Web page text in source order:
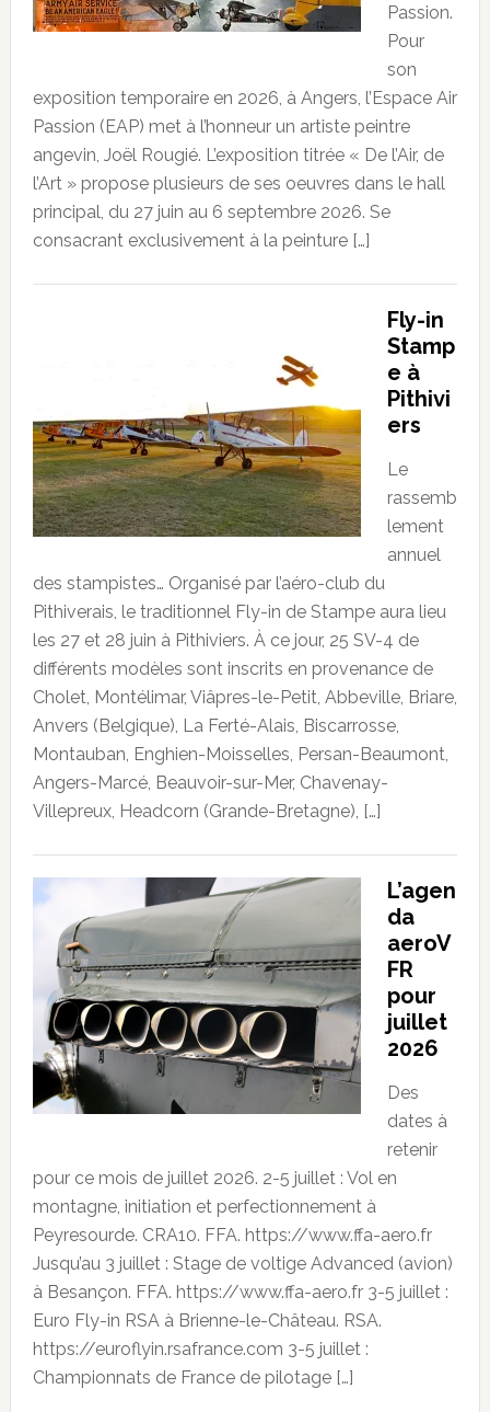
Passion.
Pour
son
exposition temporaire en 2026, à Angers, l’Espace Air
Passion (EAP) met à l’honneur un artiste peintre
angevin, Joël Rougié. L’exposition titrée « De l’Air, de
l’Art » propose plusieurs de ses oeuvres dans le hall
principal, du 27 juin au 6 septembre 2026. Se
consacrant exclusivement à la peinture […]
Fly-in
Stamp
e à
Pithivi
ers
Le
rassemb
lement
annuel
des stampistes… Organisé par l’aéro-club du
Pithiverais, le traditionnel Fly-in de Stampe aura lieu
les 27 et 28 juin à Pithiviers. À ce jour, 25 SV-4 de
différents modèles sont inscrits en provenance de
Cholet, Montélimar, Viâpres-le-Petit, Abbeville, Briare,
Anvers (Belgique), La Ferté-Alais, Biscarrosse,
Montauban, Enghien-Moisselles, Persan-Beaumont,
Angers-Marcé, Beauvoir-sur-Mer, Chavenay-
Villepreux, Headcorn (Grande-Bretagne), […]
L’agen
da
aeroV
FR
pour
juillet
2026
Des
dates à
retenir
pour ce mois de juillet 2026. 2-5 juillet : Vol en
montagne, initiation et perfectionnement à
Peyresourde. CRA10. FFA. https://www.ffa-aero.fr
Jusqu’au 3 juillet : Stage de voltige Advanced (avion)
à Besançon. FFA. https://www.ffa-aero.fr 3-5 juillet :
Euro Fly-in RSA à Brienne-le-Château. RSA.
https://euroflyin.rsafrance.com 3-5 juillet :
Championnats de France de pilotage […]